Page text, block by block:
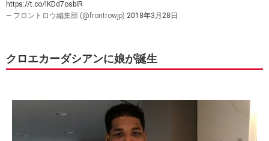
https://t.co/lKDd7osbIR
— フロントロウ編集部 (@frontrowjp) 2018年3月28日
クロエカーダシアンに娘が誕生